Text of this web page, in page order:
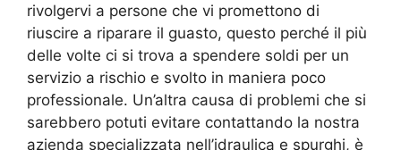
rivolgervi a persone che vi promettono di
riuscire a riparare il guasto, questo perché il più
delle volte ci si trova a spendere soldi per un
servizio a rischio e svolto in maniera poco
professionale. Un’altra causa di problemi che si
sarebbero potuti evitare contattando la nostra
azienda specializzata nell’idraulica e spurghi, è